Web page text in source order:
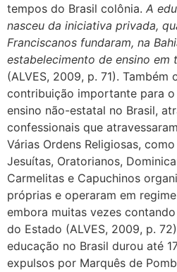
tempos do Brasil colônia. A
nasceu da iniciativa privada,
Franciscanos fundaram, na
estabelecimento de ensino em
(ALVES, 2009, p. 71). Também
contribuição importante para
ensino não-estatal no Brasil,
confessionais que
Várias Ordens Religiosas,
Jesuítas, Oratorianos,
Carmelitas e Capuchinos
próprias e operaram em
embora muitas vezes
do Estado (ALVES, 2009, p.
educação no Brasil durou até
expulsos por Marquês de